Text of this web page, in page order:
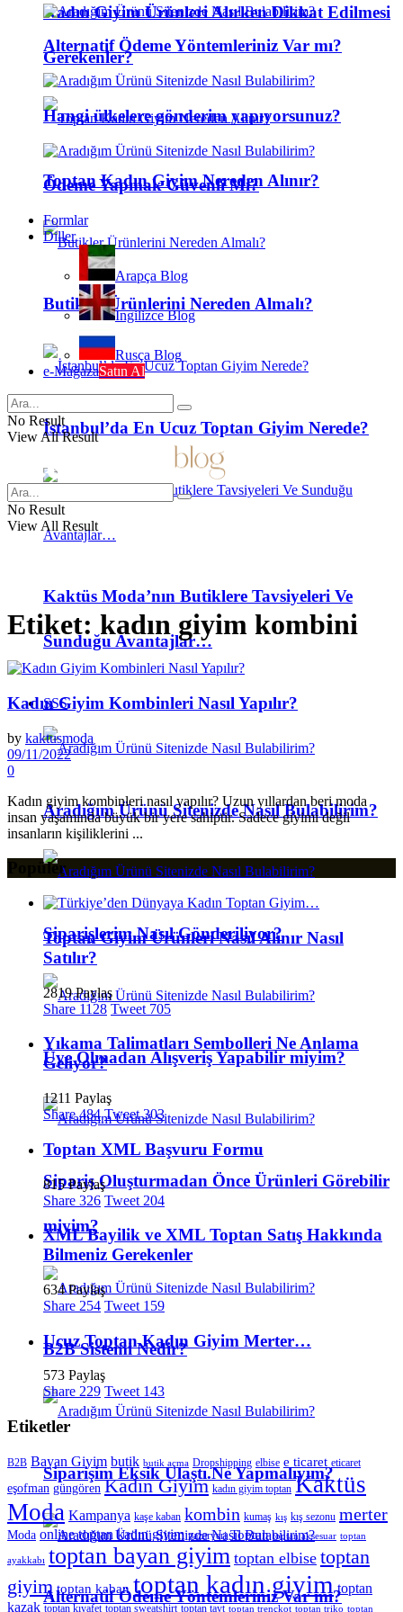
Kadın Giyim Ürünleri Alırken Dikkat Edilmesi
Gerekenler?
Toptan Kadın Giyim Nereden Alınır?
Butikler Ürünlerini Nereden Almalı?
İstanbul’da En Ucuz Toptan Giyim Nerede?
Kaktüs Moda’nın Butiklere Tavsiyeleri Ve
Sunduğu Avantajlar…
SSS
Aradığım Ürünü Sitenizde Nasıl Bulabilirim?
Siparişlerim Nasıl Gönderiliyor?
Üye Olmadan Alışveriş Yapabilir miyim?
Sipariş Oluşturmadan Önce Ürünleri Görebilir
miyim?
B2B Sistemi Nedir?
Siparişim Eksik Ulaştı.Ne Yapmalıyım?
Alternatif Ödeme Yöntemleriniz Var mı?
Alternatif Ödeme Yöntemleriniz Var mı?
Hangi ülkelere gönderim yapıyorsunuz?
Ödeme Yapmak Güvenli Mi?
Formlar
Diller
Arapça Blog
İngilizce Blog
Rusça Blog
e-MağazaSatın Al
No Result
View All Result
No Result
View All Result
Etiket: kadın giyim kombini
Kadın Giyim Kombinleri Nasıl Yapılır?
by kaktusmoda
09/11/2022
0
Kadın giyim kombinleri nasıl yapılır? Uzun yıllardan beri moda
insan yaşamında büyük bir yere sahiptir. Sadece giyimi değil
insanların kişiliklerini ...
Popüler
Toptan Giyim Ürünleri Nasıl Alınır Nasıl
Satılır?
2819 Paylaş
Share 1128 Tweet 705
Yıkama Talimatları Sembolleri Ne Anlama
Geliyor?
1211 Paylaş
Share 484 Tweet 303
Toptan XML Başvuru Formu
815 Paylaş
Share 326 Tweet 204
XML Bayilik ve XML Toptan Satış Hakkında
Bilmeniz Gerekenler
634 Paylaş
Share 254 Tweet 159
Ucuz Toptan Kadın Giyim Merter…
573 Paylaş
Share 229 Tweet 143
Etiketler
B2B Bayan Giyim butik butik açma Dropshipping elbise e ticaret eticaret
eşofman güngören Kadın Giyim kadın giyim toptan Kaktüs
Moda Kampanya kaşe kaban kombin kumaş kış kış sezonu merter
Moda online toptan kadın giyim pazaryeri Toptan toptan aksesuar toptan
ayakkabı toptan bayan giyim toptan elbise toptan
giyim toptan kaban toptan kadın giyim toptan
kazak toptan kıyafet toptan sweatshirt toptan tayt toptan trençkot toptan triko toptan